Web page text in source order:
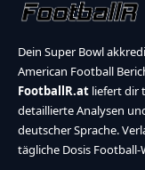
Dein Super Bowl
American Football
FootballR.at liefert dir
detaillierte Analysen
deutscher Sprache.
tägliche Dosis Football-